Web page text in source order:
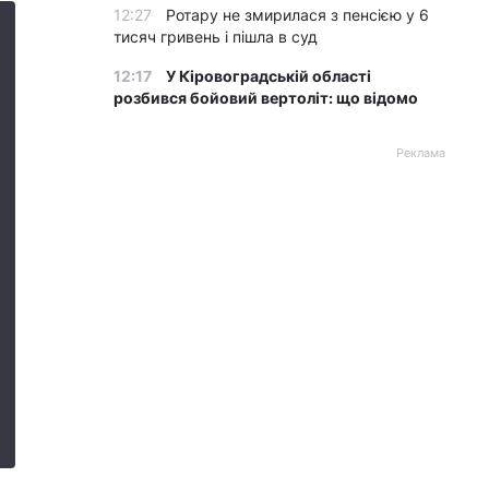
12:27
Ротару не змирилася з пенсією у 6
тисяч гривень і пішла в суд
12:17
У Кіровоградській області
розбився бойовий вертоліт: що відомо
Реклама